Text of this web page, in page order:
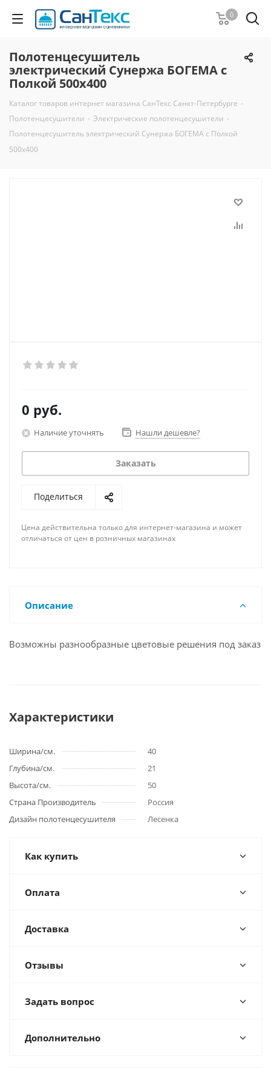
0
Полотенцесушитель
электрический Сунержа БОГЕМА с
Полкой 500х400
Каталог товаров интернет магазина СанТекс Санкт-Петербурге -
Полотенцесушители - Электрические полотенцесушители -
Полотенцесушитель электрический Сунержа БОГЕМА с Полкой
500х400
0 руб.
Наличие уточнять Нашли дешевле?
Заказать
Поделиться
Цена действительна только для интернет-магазина и может
отличаться от цен в розничных магазинах
Описание
Возможны разнообразные цветовые решения под заказ
Характеристики
Ширина/см.
40
Глубина/см.
21
Высота/см.
50
Страна Производитель
Россия
Дизайн полотенцесушителя
Лесенка
Как купить
Оплата
Доставка
Отзывы
Задать вопрос
Дополнительно